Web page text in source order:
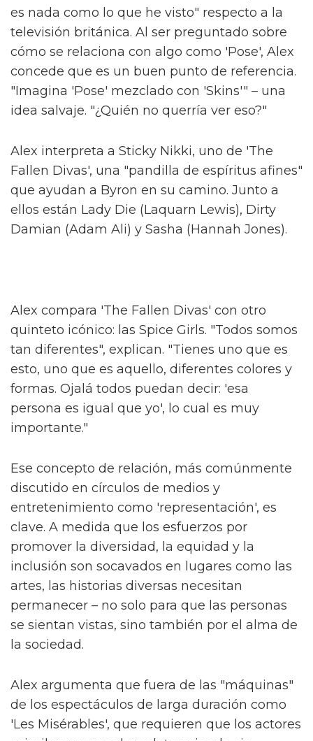
Sam Smith se sincera sobre su nueva
era de liberación queer
Alex dice que los ocho episodios de la serie
ofrecen "solo un vistazo" a las experiencias
vividas de las personas trans. Pero creen que
oportunidad de educar a la gente al menos
un poco.
"Si una persona ve nuestro programa que
nunca ha conocido a una persona trans y si
Alex, conocido por sus papeles en el escenario
en 'And Juliet' y 'Dear Evan Hansen', describe
el programa como "una historia caótica pero
verdadera de hermandad, feminidad y crecer
como queer".
es nada como lo que he visto" respecto a la
televisión británica. Al ser preguntado sobre
cómo se relaciona con algo como 'Pose', Alex